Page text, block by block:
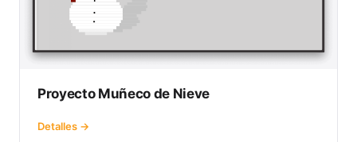
Proyecto Muñeco de Nieve
Detalles →